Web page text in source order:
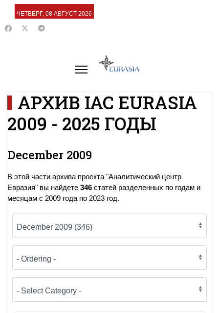
ЧЕТВЕРГ, 08 АВГУСТ 2026
АРХИВ IAC EURASIA
2009 - 2025 ГОДЫ
December 2009
В этой части архива проекта "Аналитический центр
Евразия" вы найдете 346 статей разделенных по годам и
месяцам с 2009 года по 2023 год.